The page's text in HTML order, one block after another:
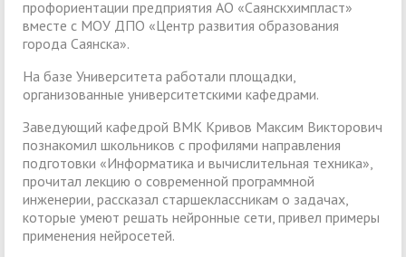
профориентации предприятия АО «Саянскхимпласт»
вместе с МОУ ДПО «Центр развития образования
города Саянска».
На базе Университета работали площадки,
организованные университетскими кафедрами.
Заведующий кафедрой ВМК Кривов Максим Викторович
познакомил школьников с профилями направления
подготовки «Информатика и вычислительная техника»,
прочитал лекцию о современной программной
инженерии, рассказал старшеклассникам о задачах,
которые умеют решать нейронные сети, привел примеры
применения нейросетей.